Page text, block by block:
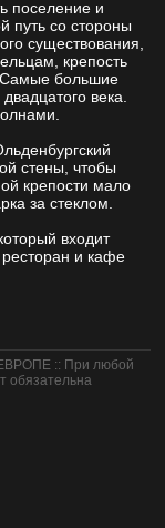
поселение и
путь со стороны
существования,
крепость
Самые большие
века.
стены, чтобы
крепости мало
за стеклом.
входит
и кафе
:: При любой
обязательна